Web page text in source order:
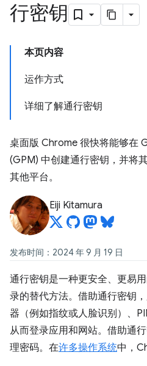
行密钥
本页内容
运作方式
详细了解通行密钥
桌面版 Chrome 很快将能够在
(GPM) 中创建通行密钥，并将
其他平台。
Eiji Kitamura
发布时间：2024 年 9 月 19 日
通行密钥是一种更安全、更易
录的替代方法。借助通行密钥
器（例如指纹或人脸识别）、
从而登录应用和网站。借助通
理密码。在许多操作系统中，